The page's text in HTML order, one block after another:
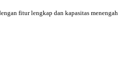
fitur lengkap dan kapasitas menengah